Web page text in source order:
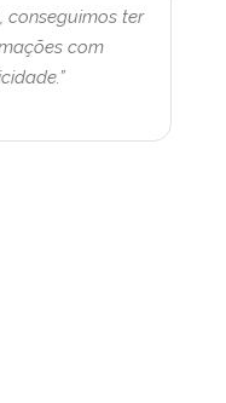
conseguimos ter
com